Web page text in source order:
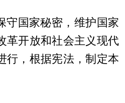
国家秘密，维护国家
革开放和社会主义现代
行，根据宪法，制定本